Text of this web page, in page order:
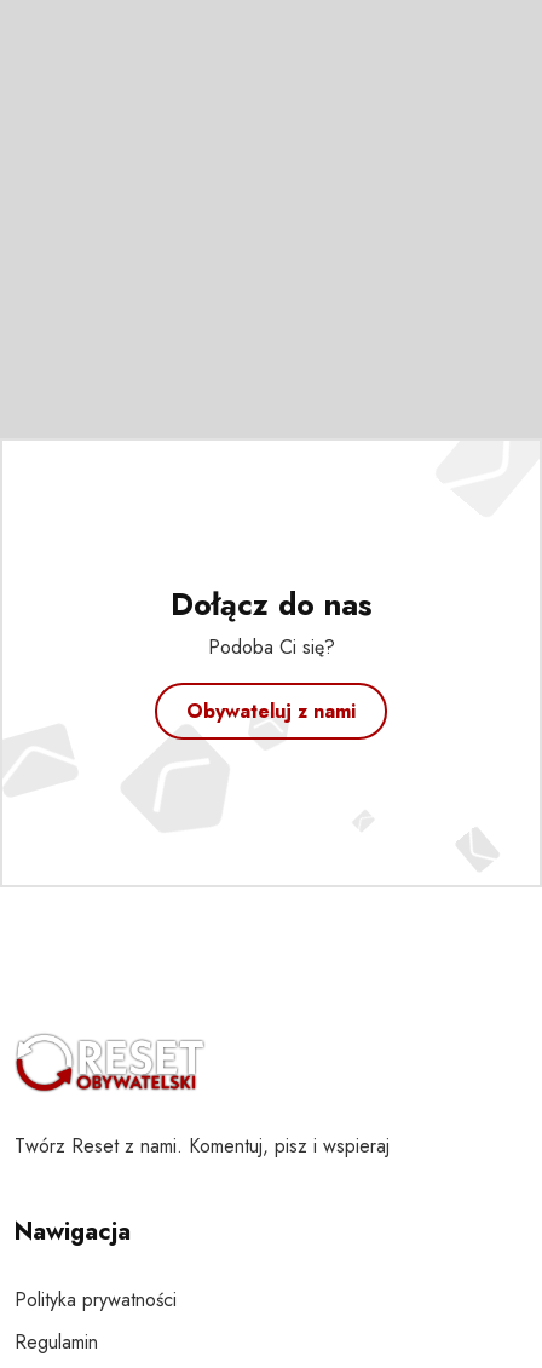
Dołącz do nas
Podoba Ci się?
Obywateluj z nami
Twórz Reset z nami. Komentuj, pisz i wspieraj
Nawigacja
Polityka prywatności
Regulamin